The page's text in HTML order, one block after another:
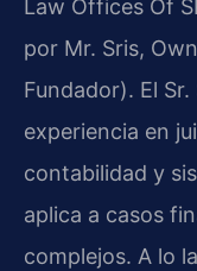
Law Offices Of
por Mr. Sris,
Fundador). El
experiencia en
contabilidad y
aplica a casos
complejos. A lo